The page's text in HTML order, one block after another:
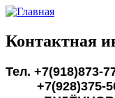
Перейти к основному
Контактная
Тел. +7(918)873-
+7(928)375-